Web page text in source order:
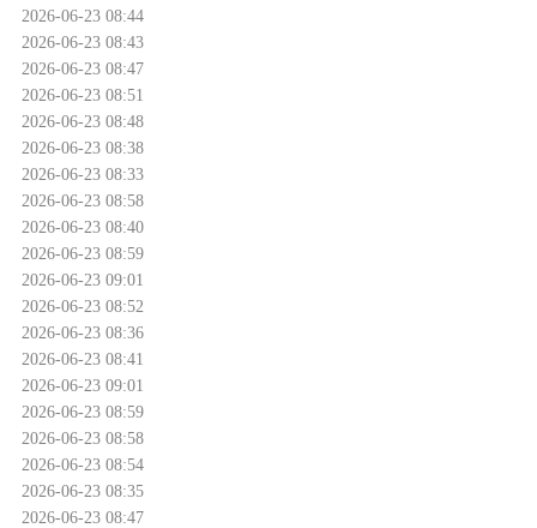
2026-06-23 08:44
2026-06-23 08:43
2026-06-23 08:47
2026-06-23 08:51
2026-06-23 08:48
2026-06-23 08:38
2026-06-23 08:33
2026-06-23 08:58
2026-06-23 08:40
2026-06-23 08:59
2026-06-23 09:01
2026-06-23 08:52
2026-06-23 08:36
2026-06-23 08:41
2026-06-23 09:01
2026-06-23 08:59
2026-06-23 08:58
2026-06-23 08:54
2026-06-23 08:35
2026-06-23 08:47